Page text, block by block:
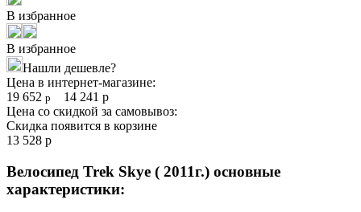
В избранное
В избранное
Нашли дешевле?
Цена в интернет-магазине:
19 652 р 14 241 р
Цена со скидкой за самовывоз:
Скидка появится в корзине
13 528 р
Велосипед Trek Skye ( 2011г.) основные
характеристики: